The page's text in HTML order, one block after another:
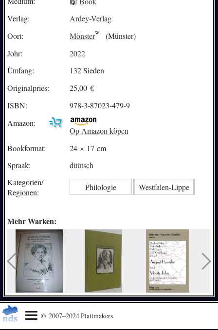
Verlag:
Ardey-Verlag
Oort:
Mönster
(Münster)
Johr:
2022
Ümfang:
132 Sieden
Originalpries:
25,00 €
ISBN:
978-3-87023-479-9
Amazon:
Op Amazon köpen
Bookformat:
24 × 17 cm
Spraak:
düütsch
Kategorien/
Regionen:
Philologie Westfalen-Lippe
Mehr Warken:
© 2007–2024 Plattmakers